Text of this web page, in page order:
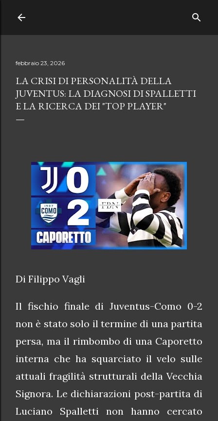
febbraio 23, 2026
LA CRISI DI PERSONALITÀ DELLA
JUVENTUS: LA DIAGNOSI DI SPALLETTI
E LA RICERCA DEI "TOP PLAYER"
Di Filippo Vagli
Il fischio finale di Juventus-Como 0-2
non è stato solo il termine di una partita
persa, ma il rimbombo di una Caporetto
interna che ha squarciato il velo sulle
attuali fragilità strutturali della Vecchia
Signora. Le dichiarazioni post-partita di
Luciano Spalletti non hanno cercato